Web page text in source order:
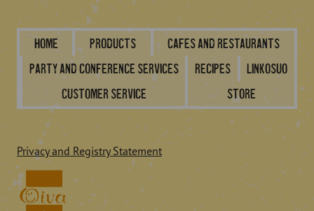
Home Products
Cafes and restaurants
Party and conference services
Recipes
Linkosuo
Customer service
Store
Privacy and Registry Statement